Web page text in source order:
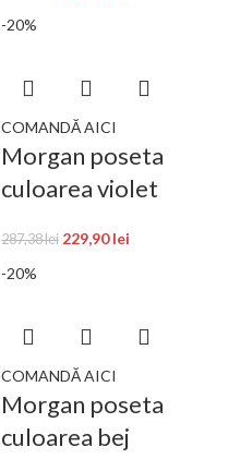
-20%
COMANDĂ AICI
Morgan poseta
culoarea violet
287,38lei 229,90lei
-20%
COMANDĂ AICI
Morgan poseta
culoarea bej